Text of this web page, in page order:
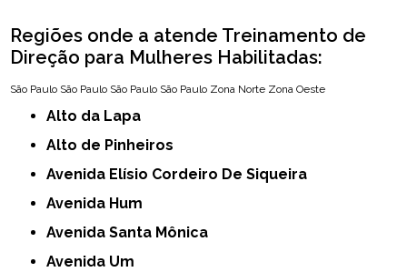
Regiões onde a atende Treinamento de
Direção para Mulheres Habilitadas:
São Paulo São Paulo São Paulo São Paulo Zona Norte Zona Oeste
Alto da Lapa
Alto de Pinheiros
Avenida Elísio Cordeiro De Siqueira
Avenida Hum
Avenida Santa Mônica
Avenida Um